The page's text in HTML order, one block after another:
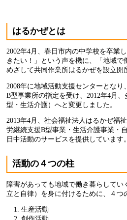
はるかぜとは
2002年4月、春日市内の中学校を卒業
きたい！」という声を機に、「地域で
めざして共同作業所はるかぜを設立開
2008年に地域活動支援センターとなり
B型事業所の指定を受け、2012年4月
型・生活介護）へと変更しました。
2013年4月、社会福祉法人はるかぜ福
労継続支援B型事業・生活介護事業・
日中活動のサービスを提供しています。
活動の４つの柱
障害があっても地域で働き暮らしてい
立と自律）を身に付けるために、４つ
生産活動